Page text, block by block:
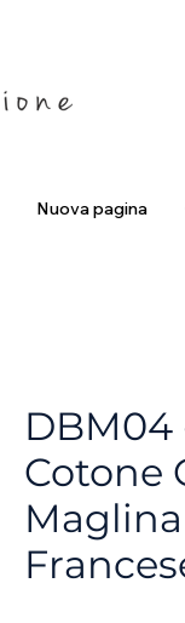
Nuova pagina
DBM04
Cotone